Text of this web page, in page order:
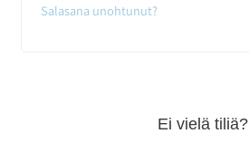
Salasana unohtunut?
Ei vielä tiliä?